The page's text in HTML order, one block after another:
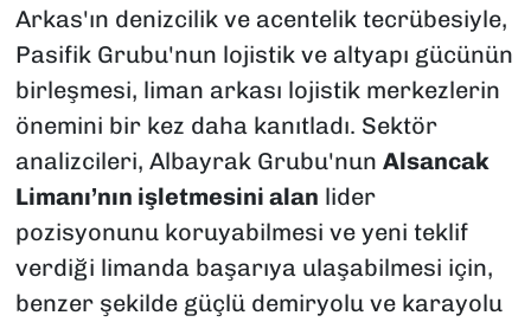
Arkas'ın denizcilik ve acentelik tecrübesiyle,
Pasifik Grubu'nun lojistik ve altyapı gücünün
birleşmesi, liman arkası lojistik merkezlerin
önemini bir kez daha kanıtladı. Sektör
analizcileri, Albayrak Grubu'nun Alsancak
Limanı’nın işletmesini alan lider
pozisyonunu koruyabilmesi ve yeni teklif
verdiği limanda başarıya ulaşabilmesi için,
benzer şekilde güçlü demiryolu ve karayolu